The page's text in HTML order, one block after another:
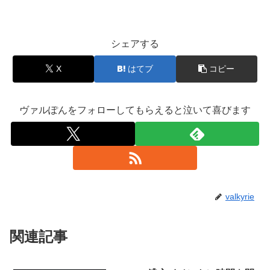
シェアする
X はてブ コピー
ヴァルぽんをフォローしてもらえると泣いて喜びます
valkyrie
関連記事